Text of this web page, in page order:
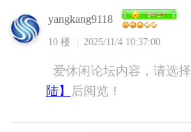
yangkang9118
10 楼 2025/11/4 10:37:00
爱休闲论坛内容，请选择
陆】
后阅览！